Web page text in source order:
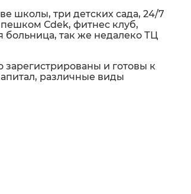
школы, три детских сада, 24/7
Сdеk, фитнес клуб,
больница, так же недалеко ТЦ
и готовы к
различные виды